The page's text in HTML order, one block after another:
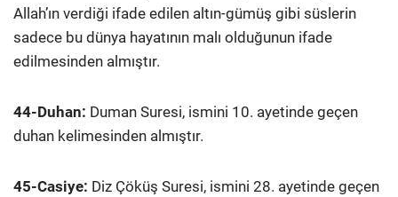
Allah’ın verdiği ifade edilen altın-gümüş gibi süslerin
sadece bu dünya hayatının malı olduğunun ifade
edilmesinden almıştır.
44-Duhan: Duman Suresi, ismini 10. ayetinde geçen
duhan kelimesinden almıştır.
45-Casiye: Diz Çöküş Suresi, ismini 28. ayetinde geçen